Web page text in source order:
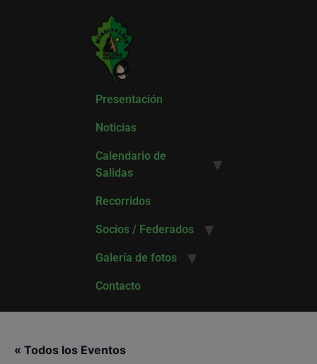
Presentación
Noticias
Calendario de
Salidas
Recorridos
Socios / Federados
Galería de fotos
Contacto
« Todos los Eventos